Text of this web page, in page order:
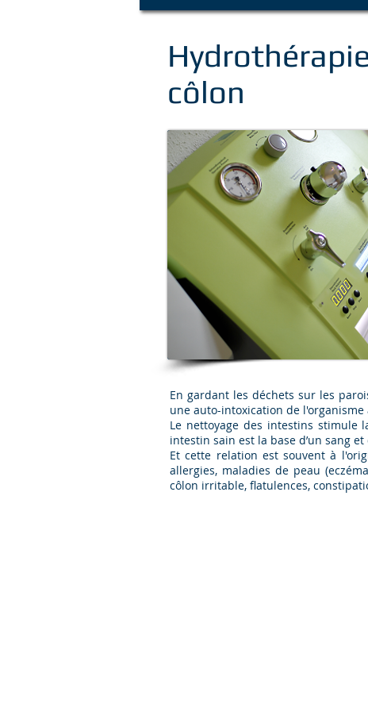
côlon
En gardant les déchets sur les
une auto-intoxication de
Le nettoyage des intestins stimule
intestin sain est la base d’un sang et
Et cette relation est souvent à
allergies, maladies de peau
côlon irritable, flatulences,